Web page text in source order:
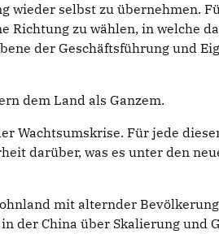
selbst zu übernehmen.
zu wählen, in welche
der Geschäftsführung und
dem Land als Ganzem.
Wachtsumskrise. Für jede
darüber, was es unter den
mit alternder
der China über Skalierung und